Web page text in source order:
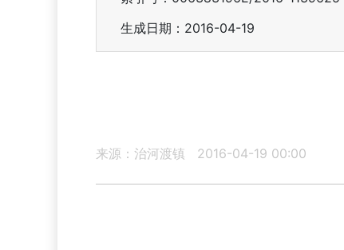
生成日期：2016-04-19
来源：治河渡镇 2016-04-19 00:00